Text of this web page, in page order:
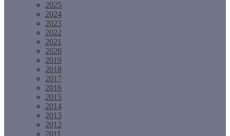
2025
2024
2023
2022
2021
2020
2019
2018
2017
2016
2015
2014
2013
2012
2011